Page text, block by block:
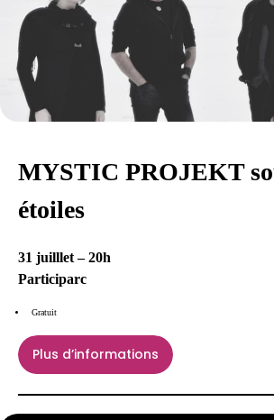
MYSTIC PROJEKT
étoiles
31 juilllet – 20h
Participarc
Gratuit
Plus d’informations